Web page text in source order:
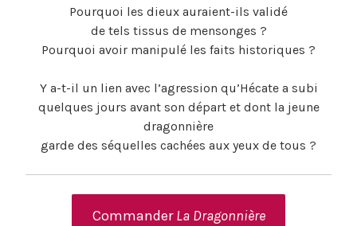
Pourquoi les dieux auraient-ils validé
de tels tissus de mensonges ?
Pourquoi avoir manipulé les faits historiques ?
Y a-t-il un lien avec l’agression qu’Hécate a subi
quelques jours avant son départ et dont la jeune
dragonnière
garde des séquelles cachées aux yeux de tous ?
CommanderLa Dragonnière